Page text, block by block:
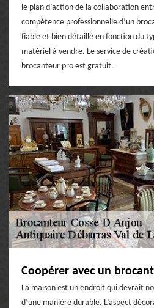
le plan d’action de la collaboration
compétence professionnelle d’un
fiable et bien détaillé en fonction du
matériel à vendre. Le service de
brocanteur pro est gratuit.
Coopérer avec un
La maison est un endroit qui devrait
d’une manière durable. L’aspect